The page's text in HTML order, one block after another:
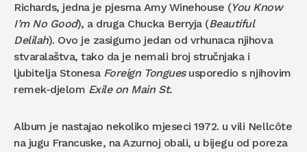
Richards, jedna je pjesma Amy Winehouse (You Know
I’m No Good), a druga Chucka Berryja (Beautiful
Delilah). Ovo je zasigurno jedan od vrhunaca njihova
stvaralaštva, tako da je nemali broj stručnjaka i
ljubitelja Stonesa Foreign Tonguesusporedio s njihovim
remek-djelom Exile on Main St.
Album je nastajao nekoliko mjeseci 1972. u vili Nellcôte
na jugu Francuske, na Azurnoj obali, u bijegu od poreza